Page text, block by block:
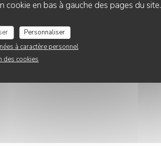
en bas à gauche des pages du site.
Personnaliser
à caractère personnel
des cookies